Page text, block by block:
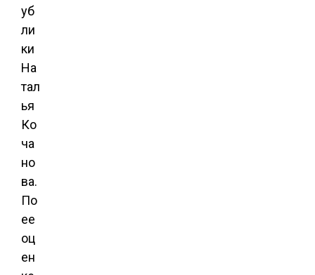
уб
ли
ки
На
тал
ья
Ко
ча
но
ва.
По
ее
оц
ен